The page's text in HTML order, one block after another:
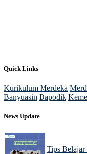
Quick Links
Kurikulum Merdeka
Banyuasin Dapodik
News Update
Tips